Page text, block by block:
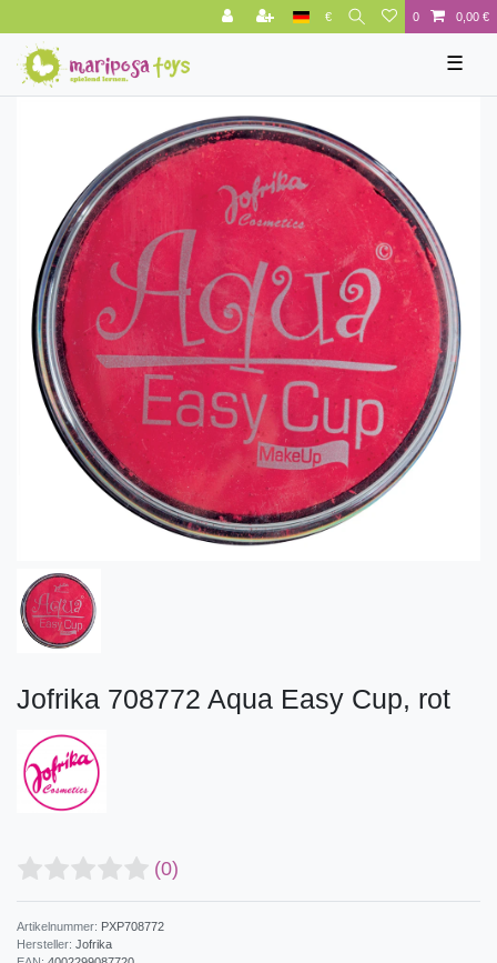
€ 0 0,00 €
☰
Jofrika 708772 Aqua Easy Cup, rot
(0)
Artikelnummer: PXP708772
Hersteller: Jofrika